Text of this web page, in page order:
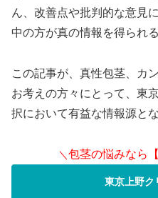
ん、改善点や批判的な意見
中の方が真の情報を得られ
この記事が、真性包茎、カ
お考えの方々にとって、東
択において有益な情報源と
＼ 包茎の悩みなら
東京上野ク